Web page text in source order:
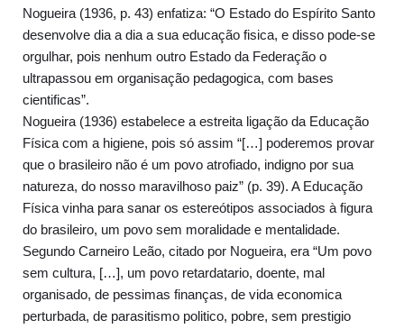
Nogueira (1936, p. 43) enfatiza: “O Estado do Espírito Santo
desenvolve dia a dia a sua educação fisica, e disso pode-se
orgulhar, pois nenhum outro Estado da Federação o
ultrapassou em organisação pedagogica, com bases
cientificas”.
Nogueira (1936) estabelece a estreita ligação da Educação
Física com a higiene, pois só assim “[…] poderemos provar
que o brasileiro não é um povo atrofiado, indigno por sua
natureza, do nosso maravilhoso paiz” (p. 39). A Educação
Física vinha para sanar os estereótipos associados à figura
do brasileiro, um povo sem moralidade e mentalidade.
Segundo Carneiro Leão, citado por Nogueira, era “Um povo
sem cultura, […], um povo retardatario, doente, mal
organisado, de pessimas finanças, de vida economica
perturbada, de parasitismo politico, pobre, sem prestigio